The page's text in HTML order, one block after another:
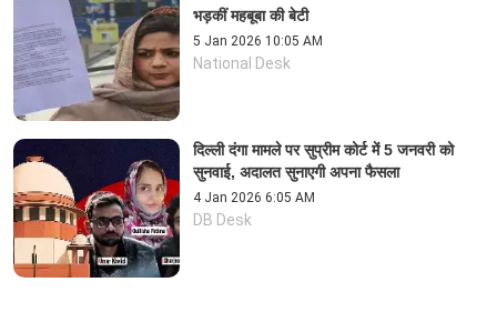
भड़कीं महबूबा की बेटी
5 Jan 2026 10:05 AM
National Desk
दिल्ली दंगा मामले पर सुप्रीम कोर्ट में 5 जनवरी को
सुनवाई, अदालत सुनाएगी अपना फैसला
4 Jan 2026 6:05 AM
DB Desk